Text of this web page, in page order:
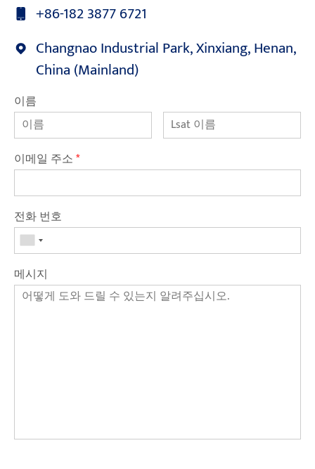
+86-182 3877 6721
Changnao Industrial Park, Xinxiang, Henan,
China (Mainland)
이름
이메일 주소*
전화 번호
메시지